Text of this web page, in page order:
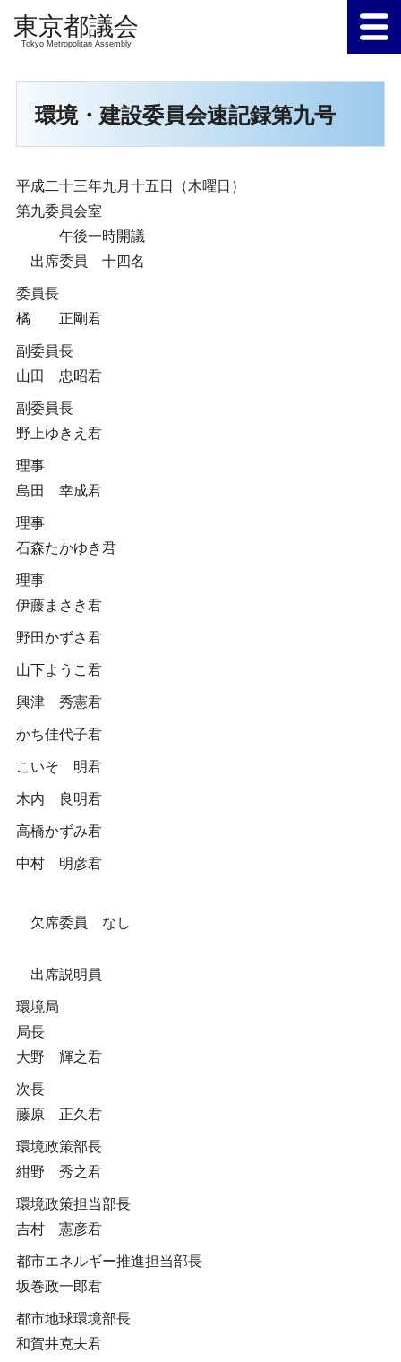
Tokyo Metropolitan Assembly
環境・建設委員会速記録第九号
平成二十三年九月十五日（木曜日）
第九委員会室
午後一時開議
出席委員 十四名
委員長
橘 正剛君
副委員長
山田 忠昭君
副委員長
野上ゆきえ君
理事
島田 幸成君
理事
石森たかゆき君
理事
伊藤まさき君
野田かずさ君
山下ようこ君
興津 秀憲君
かち佳代子君
こいそ 明君
木内 良明君
高橋かずみ君
中村 明彦君
欠席委員 なし
出席説明員
環境局
局長
大野 輝之君
次長
藤原 正久君
環境政策部長
紺野 秀之君
環境政策担当部長
吉村 憲彦君
都市エネルギー推進担当部長
坂巻政一郎君
都市地球環境部長
和賀井克夫君